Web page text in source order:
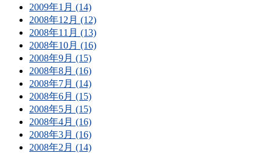
2009年1月 (14)
2008年12月 (12)
2008年11月 (13)
2008年10月 (16)
2008年9月 (15)
2008年8月 (16)
2008年7月 (14)
2008年6月 (15)
2008年5月 (15)
2008年4月 (16)
2008年3月 (16)
2008年2月 (14)